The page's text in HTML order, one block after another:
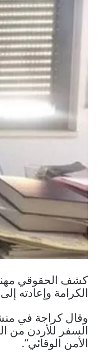
كشف الحقوقي
الكرامة وإعادته
وقال كراجة في
السفر للأردن من
الأمن الوقائي”.